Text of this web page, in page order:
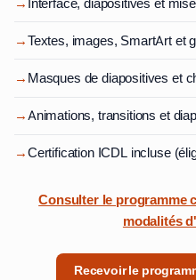
→Textes, images, SmartArt et
→ Masques de diapositives et
→Animations, transitions et
→Certification ICDL incluse
Consulter le programme
modalités
Recevoir le